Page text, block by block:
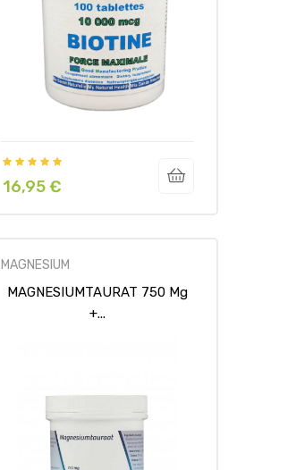
Preis
16,95 €
MAGNESIUM
MAGNESIUMTAURAT 750 Mg
+...